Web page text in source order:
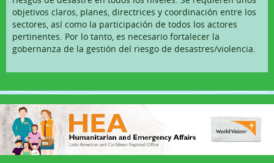
Estudio de Casos
Latin America and Caribbean Regional Office
Bolivia
Brazil
Dominican Republic
Nicaragua
objetivos claros, planes, directrices y coordinación entre los
sectores, así como la participación de todos los actores
pertinentes. Por lo tanto, es necesario fortalecer la
gobernanza de la gestión del riesgo de desastres/violencia.